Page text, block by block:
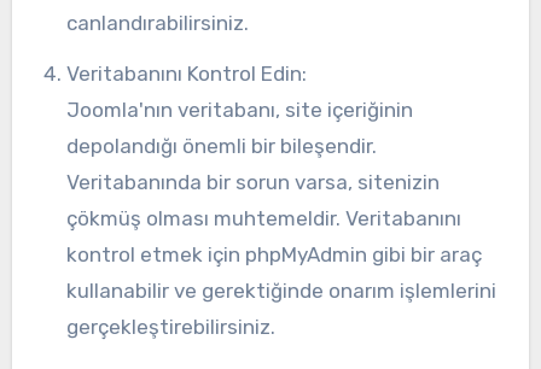
canlandırabilirsiniz.
Veritabanını Kontrol Edin:
Joomla'nın veritabanı, site içeriğinin
depolandığı önemli bir bileşendir.
Veritabanında bir sorun varsa, sitenizin
çökmüş olması muhtemeldir. Veritabanını
kontrol etmek için phpMyAdmin gibi bir araç
kullanabilir ve gerektiğinde onarım işlemlerini
gerçekleştirebilirsiniz.